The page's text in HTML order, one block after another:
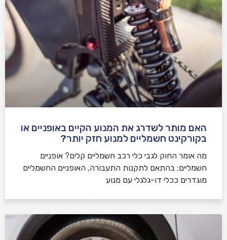
האם מותר לשדרג את המנוע הקיים באופניים או
בקורקינט חשמליים למנוע חזק יותר?
מה אומר החוק לגבי כלי רכב חשמליים קלים? אופניים
חשמליים: בהתאם לתקנות התעבורה, האופניים החשמליים
מוגדרים ככלי דו-גלגלי עם מנוע